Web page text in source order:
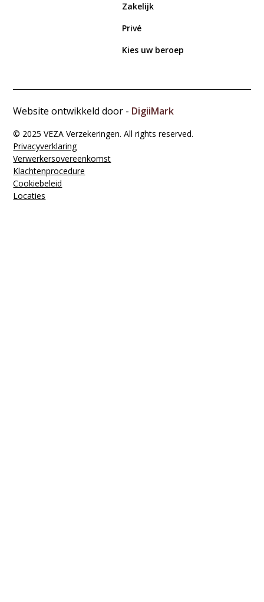
Zakelijk
Privé
Kies uw beroep
© 2025 VEZA Verzekeringen. All rights reserved.
Privacyverklaring
Verwerkers­overeenkomst
Klachten­procedure
Cookiebeleid
Locaties
Website ontwikkeld door - DigiiMark